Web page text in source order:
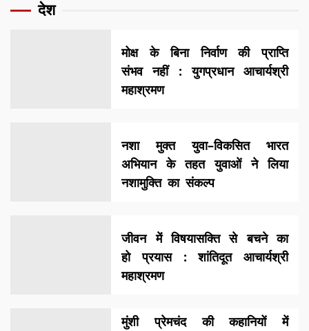
देश
मोक्ष के बिना निर्वाण की प्राप्ति
संभव नहीं : युगप्रधान आचार्यश्री
महाश्रमण
नशा मुक्त युवा–विकसित भारत
अभियान के तहत युवाओं ने लिया
नशामुक्ति का संकल्प
जीवन में विषयासक्ति से बचने का
हो प्रयास : शांतिदूत आचार्यश्री
महाश्रमण
मुंशी प्रेमचंद की कहानियों में